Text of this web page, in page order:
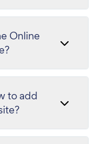
Online
to add